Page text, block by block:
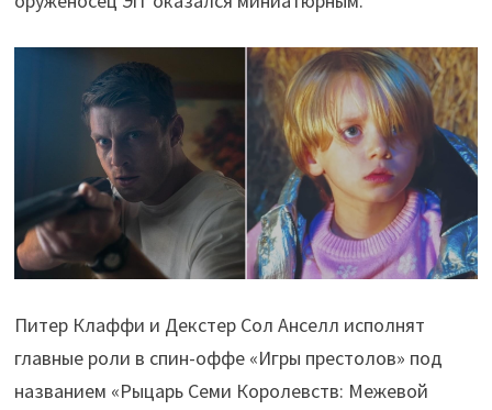
Питер Клаффи и Декстер Сол Анселл исполнят
главные роли в спин-оффе «Игры престолов» под
названием «Рыцарь Семи Королевств: Межевой